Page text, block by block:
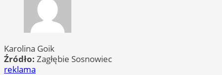
Karolina Goik
Źródło: Zagłębie Sosnowiec
reklama